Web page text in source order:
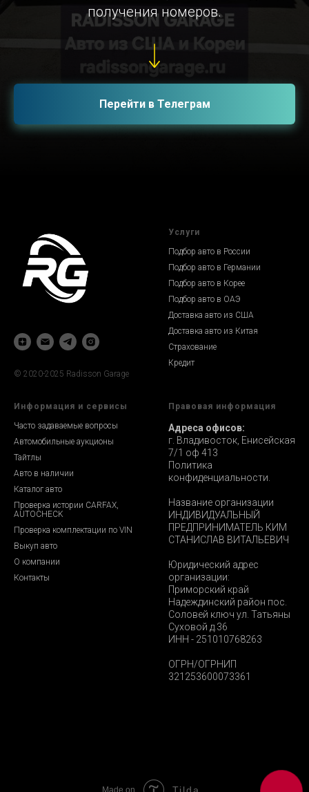
получения номеров.
Перейти в Телеграм
© 2020-2025 Radisson Garage
Услуги
Подбор авто в России
Подбор авто в Германии
Подбор авто в Корее
Подбор авто в ОАЭ
Доставка авто из США
Доставка авто из Китая
Страхование
Кредит
Информация и сервисы
Часто задаваемые вопросы
Автомобильные аукционы
Тайтлы
Авто в наличии
Каталог авто
Проверка истории CARFAX,
AUTOCHECK
Проверка комплектации по VIN
Выкуп авто
О компании
Контакты
Правовая информация
Адреса офисов:
г. Владивосток, Енисейская
7/1 оф 413
Политика
конфиденциальности.
Название организации
ИНДИВИДУАЛЬНЫЙ
ПРЕДПРИНИМАТЕЛЬ КИМ
СТАНИСЛАВ ВИТАЛЬЕВИЧ
Юридический адрес
организации:
Приморский край
Надеждинский район пос.
Соловей ключ ул. Татьяны
Суховой д.36
ИНН - 251010768263
ОГРН/ОГРНИП
321253600073361
Made on Tilda